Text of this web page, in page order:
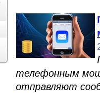
телефонным
отправляют